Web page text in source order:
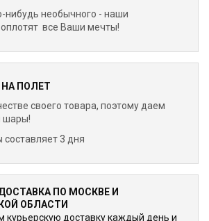
нибудь необычного - наши
все Ваши мечты!
НА ПОЛЕТ
своего товара, поэтому даем
шары!
составляет 3 дня
ПО МОСКВЕ И
ОБЛАСТИ
курьерскую доставку каждый день и